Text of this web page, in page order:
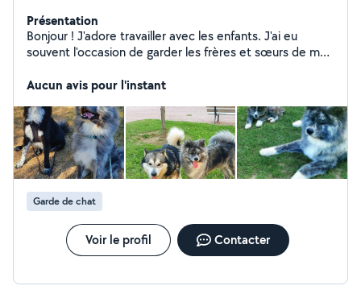
Présentation
Bonjour ! J'adore travailler avec les enfants. J'ai eu
souvent l'occasion de garder les frères et sœurs de mes
responsable et très attentive. Je sais parfaitement
proposer des activités adaptées. J'adore également les
animaux! Ayant moi-même eux plusieurs chats, rongeurs
et actuellement un chien, je sais m'adapter aux besoins
de chaque animal. Je serais ravie de pouvoir m'occuper
et chouchouter vos loulous
Aucun avis pour l'instant
Garde de chat
Voir le profil Contacter